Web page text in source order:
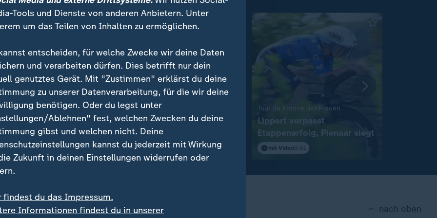
EM:
Medaillen für deutsche
zum
Video1:50
Transfer-News in Bildern:
Berichte: Weltstar Rodri vor
Wechsel zu Barcelona
Tour de France der Frauen
Lippert verpasst
Etappenerfolg, Pienaar siegt
mit Video0:41
nach oben
Tools und Dienste von anderen Anbietern. Unter
um das Teilen von Inhalten zu ermöglichen.
entscheiden, für welche Zwecke wir deine Daten
und verarbeiten dürfen. Dies betrifft nur dein
genutztes Gerät. Mit "Zustimmen" erklärst du deine
zu unserer Datenverarbeitung, für die wir deine
benötigen. Oder du legst unter
Ablehnen" fest, welchen Zwecken du deine
gibst und welchen nicht. Deine
kannst du jederzeit mit Wirkung
Zukunft in deinen Einstellungen widerrufen oder
findest du das Impressum.
Informationen findest du in unserer